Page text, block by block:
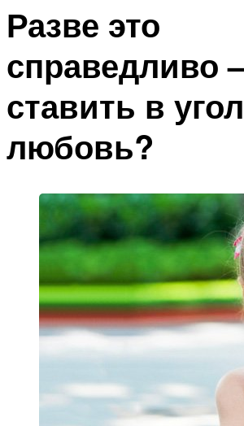
Разве это
справедливо
ставить в
любовь?